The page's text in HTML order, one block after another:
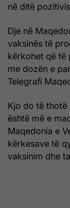
në ditë
Dje në
vaksinës të
kërkohet që të
me dozën e
Telegrafi
Kjo do të thotë
është më e
Maqedonia e
kërkesave të
vaksinim dhe